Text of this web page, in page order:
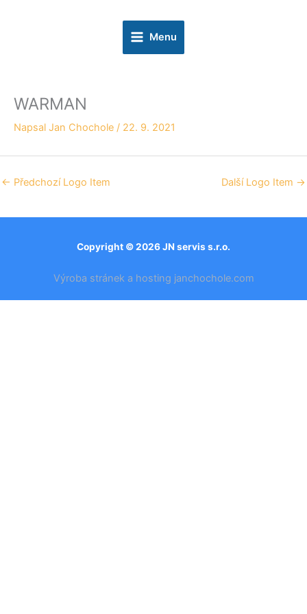
Menu
WARMAN
Napsal Jan Chochole / 22. 9. 2021
← Předchozí Logo Item Další Logo Item →
Copyright © 2026 JN servis s.r.o.
Výroba stránek a hosting janchochole.com